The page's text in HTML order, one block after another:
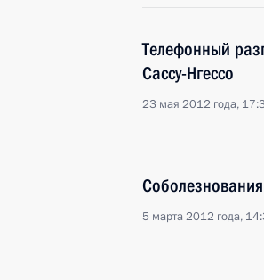
Телефонный
Сассу-Нгессо
23 мая 2012 года,
5 марта 2012 года,